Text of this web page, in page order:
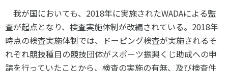
我が国においても、 2018年に実施されたWADAによる監
査が起点となり、検査実施体制が改編されている。 2018年
時点の検査実施体制では、ドーピング検査が実施されるそ
れぞれ競技種目の競技団体がスポーツ振興くじ助成への申
請を行っていたことから、検査の実施の有無、及び検査件